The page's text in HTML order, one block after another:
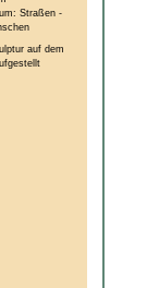
Straßen -
auf dem